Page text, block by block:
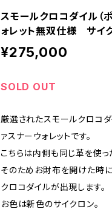
スモールクロコダイル（
ォレット無双仕様 サイ
¥275,000
SOLD OUT
厳選されたスモールクロコダ
ァスナーウォレットです。
こちらは内側も同じ革を使っ
そのためお財布を開けた時
クロコダイルが出現します。
お色は新色のサイクロン。